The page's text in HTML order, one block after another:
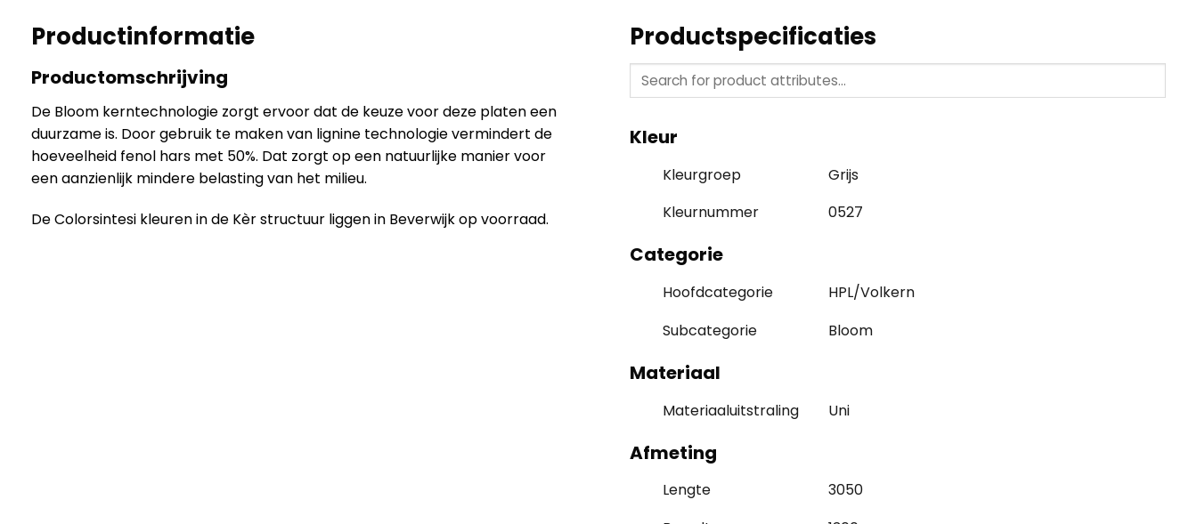
Productinformatie
Productomschrijving
De Bloom kerntechnologie zorgt ervoor dat de keuze voor deze platen een
duurzame is. Door gebruik te maken van lignine technologie vermindert de
hoeveelheid fenol hars met 50%. Dat zorgt op een natuurlijke manier voor
een aanzienlijk mindere belasting van het milieu.
De Colorsintesi kleuren in de Kèr structuur liggen in Beverwijk op voorraad.
Productspecificaties
Kleur
Kleurgroep
Grijs
Kleurnummer
0527
Categorie
Hoofdcategorie
HPL/Volkern
Subcategorie
Bloom
Materiaal
Materiaaluitstraling Uni
Afmeting
Lengte
3050